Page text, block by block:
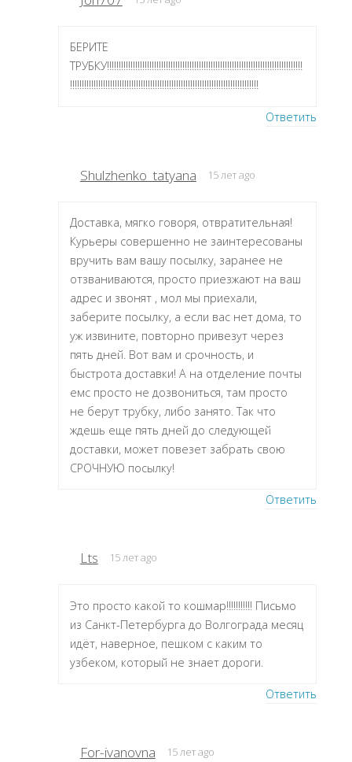
БЕРИТЕ
ТРУБКУ!!!!!!!!!!!!!!!!!!!!!!!!!!!!!!!!!!!!!!!!!!!!!!!!!!!!!!!!!!!!!!!!!!!!!!!!!!!!!!!!!!!
!!!!!!!!!!!!!!!!!!!!!!!!!!!!!!!!!!!!!!!!!!!!!!!!!!!!!!!!!!!!!!!!!!!!!!!!!!!!!!!!
Ответить
Shulzhenko_tatyana 15 лет ago
Доставка, мягко говоря, отвратительная!
Курьеры совершенно не заинтересованы
вручить вам вашу посылку, заранее не
отзваниваются, просто приезжают на ваш
адрес и звонят , мол мы приехали,
заберите посылку, а если вас нет дома, то
уж извините, повторно привезут через
пять дней. Вот вам и срочность, и
быстрота доставки! А на отделение почты
емс просто не дозвониться, там просто
не берут трубку, либо занято. Так что
ждешь еще пять дней до следующей
доставки, может повезет забрать свою
СРОЧНУЮ посылку!
Ответить
Lts 15 лет ago
Это просто какой то кошмар!!!!!!!!!!! Письмо
из Санкт-Петербурга до Волгограда месяц
идёт, наверное, пешком с каким то
узбеком, который не знает дороги.
Ответить
For-ivanovna 15 лет ago